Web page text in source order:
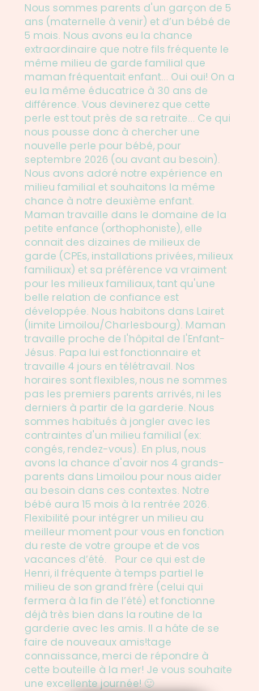
Nous sommes parents d'un garçon de 5
ans (maternelle à venir) et d’un bébé de
5 mois. Nous avons eu la chance
extraordinaire que notre fils fréquente le
même milieu de garde familial que
maman fréquentait enfant... Oui oui! On a
eu la même éducatrice à 30 ans de
différence. Vous devinerez que cette
perle est tout près de sa retraite... Ce qui
nous pousse donc à chercher une
nouvelle perle pour bébé, pour
septembre 2026 (ou avant au besoin).
Nous avons adoré notre expérience en
milieu familial et souhaitons la même
chance à notre deuxième enfant.
Maman travaille dans le domaine de la
petite enfance (orthophoniste), elle
connait des dizaines de milieux de
garde (CPEs, installations privées, milieux
familiaux) et sa préférence va vraiment
pour les milieux familiaux, tant qu'une
belle relation de confiance est
développée. Nous habitons dans Lairet
(limite Limoilou/Charlesbourg). Maman
travaille proche de l'hôpital de l'Enfant-
Jésus. Papa lui est fonctionnaire et
travaille 4 jours en télétravail. Nos
horaires sont flexibles, nous ne sommes
pas les premiers parents arrivés, ni les
derniers à partir de la garderie. Nous
sommes habitués à jongler avec les
contraintes d'un milieu familial (ex:
congés, rendez-vous). En plus, nous
avons la chance d'avoir nos 4 grands-
parents dans Limoilou pour nous aider
au besoin dans ces contextes. Notre
bébé aura 15 mois à la rentrée 2026.
Flexibilité pour intégrer un milieu au
meilleur moment pour vous en fonction
du reste de votre groupe et de vos
vacances d’été. Pour ce qui est de
Henri, il fréquente à temps partiel le
milieu de son grand frère (celui qui
fermera à la fin de l’été) et fonctionne
déjà très bien dans la routine de la
garderie avec les amis. Il a hâte de se
faire de nouveaux amis!tage
connaissance, merci de répondre à
cette bouteille à la mer! Je vous souhaite
une excellente journée! 🙂